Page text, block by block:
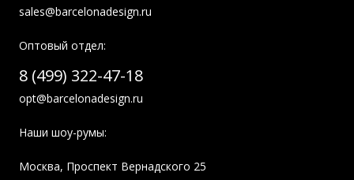
sales@barcelonadesign.ru
Оптовый отдел:
8 (499) 322-47-18
opt@barcelonadesign.ru
Наши шоу-румы:
Москва, Проспект Вернадского 25